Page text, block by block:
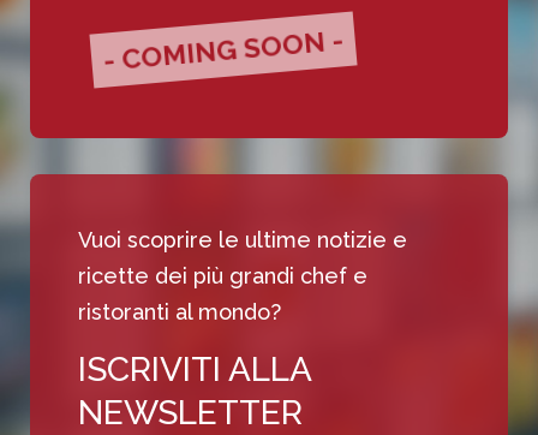
- COMING SOON -
Vuoi scoprire le ultime notizie e
ricette dei più grandi chef e
ristoranti al mondo?
ISCRIVITI ALLA
NEWSLETTER